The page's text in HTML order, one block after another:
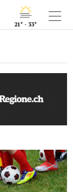
21° - 33°